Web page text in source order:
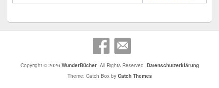
Copyright © 2026 WunderBücher. All Rights Reserved. Datenschutzerklärung
Theme: Catch Box by Catch Themes